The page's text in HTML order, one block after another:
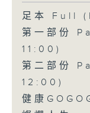
足本 Full
第一部份
11:00)
第二部份
12:00)
健康